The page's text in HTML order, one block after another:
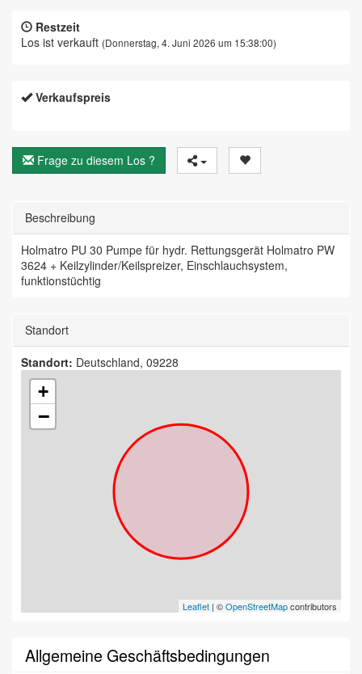
Restzeit
Los ist verkauft (Donnerstag, 4. Juni 2026 um 15:38:00)
Verkaufspreis
Frage zu diesem Los ?
Beschreibung
Holmatro PU 30 Pumpe für hydr. Rettungsgerät Holmatro PW
3624 + Keilzylinder/Keilspreizer, Einschlauchsystem,
funktionstüchtig
Standort
Standort: Deutschland, 09228
+
−
Leaflet | ©OpenStreetMapcontributors
Allgemeine Geschäftsbedingungen